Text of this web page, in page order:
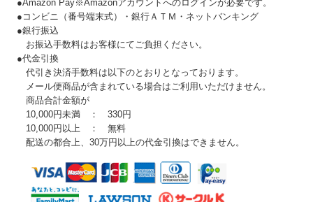
●Amazon Pay※Amazonアカウントへのログインが必要です。
●コンビニ（番号端末式）・銀行ＡＴＭ・ネットバンキング
●銀行振込
お振込手数料はお客様にてご負担ください。
●代金引換
代引き決済手数料は以下のとおりとなっております。
メール便商品が含まれている場合はご利用いただけません。
商品合計金額が
10,000円未満 ： 330円
10,000円以上 ： 無料
配送の都合上、30万円以上の代金引換はできません。